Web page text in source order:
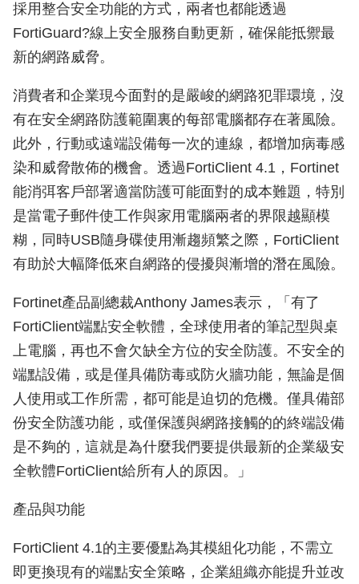
採用整合安全功能的方式，兩者也都能透過
FortiGuard?線上安全服務自動更新，確保能抵禦最
新的網路威脅。
消費者和企業現今面對的是嚴峻的網路犯罪環境，沒
有在安全網路防護範圍裏的每部電腦都存在著風險。
此外，行動或遠端設備每一次的連線，都增加病毒感
染和威脅散佈的機會。透過FortiClient 4.1，Fortinet
能消弭客戶部署適當防護可能面對的成本難題，特別
是當電子郵件使工作與家用電腦兩者的界限越顯模
糊，同時USB隨身碟使用漸趨頻繁之際，FortiClient
有助於大幅降低來自網路的侵擾與漸增的潛在風險。
Fortinet產品副總裁Anthony James表示，「有了
FortiClient端點安全軟體，全球使用者的筆記型與桌
上電腦，再也不會欠缺全方位的安全防護。不安全的
端點設備，或是僅具備防毒或防火牆功能，無論是個
人使用或工作所需，都可能是迫切的危機。僅具備部
份安全防護功能，或僅保護與網路接觸的的終端設備
是不夠的，這就是為什麼我們要提供最新的企業級安
全軟體FortiClient給所有人的原因。」
產品與功能
FortiClient 4.1的主要優點為其模組化功能，不需立
即更換現有的端點安全策略，企業組織亦能提升並改